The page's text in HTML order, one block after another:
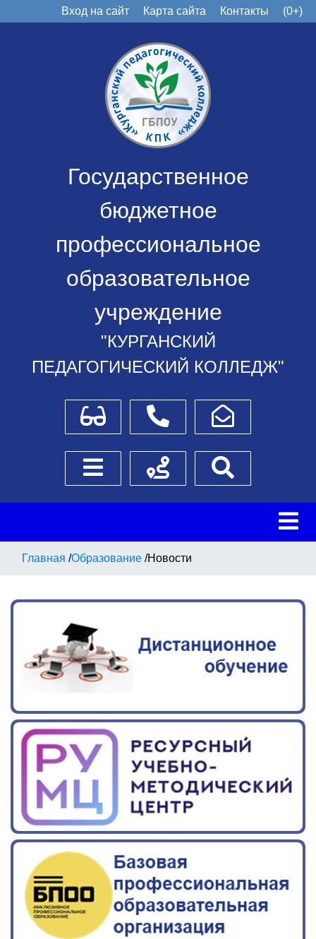
Вход на сайт Карта сайта Контакты (0+)
Государственное
бюджетное
профессиональное
образовательное
учреждение
"КУРГАНСКИЙ
ПЕДАГОГИЧЕСКИЙ КОЛЛЕДЖ"
Для слабовидящихТелефоныНаписать обращение
Боковое менюСхема проезда
Главная /Образование /Новости